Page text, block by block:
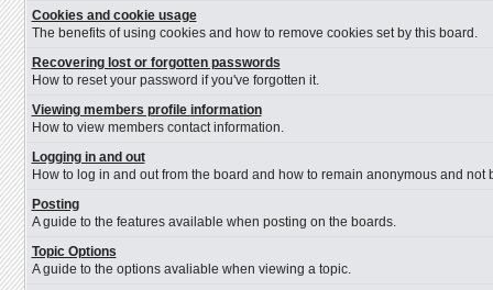
Cookies and cookie usage
The benefits of using cookies and how to remove cookies set by this board.
Recovering lost or forgotten passwords
How to reset your password if you've forgotten it.
Viewing members profile information
How to view members contact information.
Logging in and out
How to log in and out from the board and how to remain anonymous and not
Posting
A guide to the features available when posting on the boards.
Topic Options
A guide to the options avaliable when viewing a topic.